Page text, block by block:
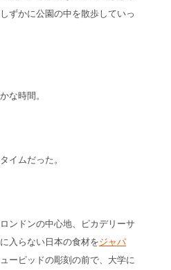
ずかに公園の中を散歩していっ
な時間。
イムだった。
ンドンの中心地、ピカデリーサ
入らない日本の食材をジャパ
ーピッドの彫刻の前で、大学に